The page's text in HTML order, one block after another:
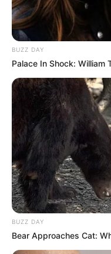
JASB - Jornal dos
Canal da Federalização
Fnaras
| Incentivo Financeiro
O jornalismo do JASB -
precisa de você
para
categoria.
Faça
fundamental para
independência que você
pode fazer a diferença.
BUZZ DAY
Palace In Shock: William
BUZZ DAY
Bear Approaches Cat: